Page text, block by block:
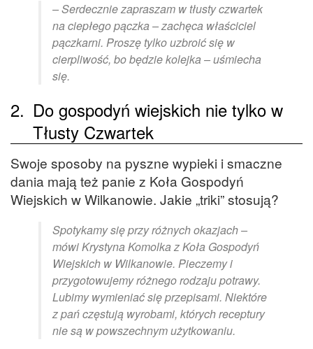
– Serdecznie zapraszam w tłusty czwartek
na ciepłego pączka – zachęca właściciel
pączkarni. Proszę tylko uzbroić się w
cierpliwość, bo będzie kolejka – uśmiecha
się.
2. Do gospodyń wiejskich nie tylko w
Tłusty Czwartek
Swoje sposoby na pyszne wypieki i smaczne
dania mają też panie z Koła Gospodyń
Wiejskich w Wilkanowie. Jakie „triki” stosują?
Spotykamy się przy różnych okazjach –
mówi Krystyna Komolka z Koła Gospodyń
Wiejskich w Wilkanowie. Pieczemy i
przygotowujemy różnego rodzaju potrawy.
Lubimy wymieniać się przepisami. Niektóre
z pań częstują wyrobami, których receptury
nie są w powszechnym użytkowaniu.